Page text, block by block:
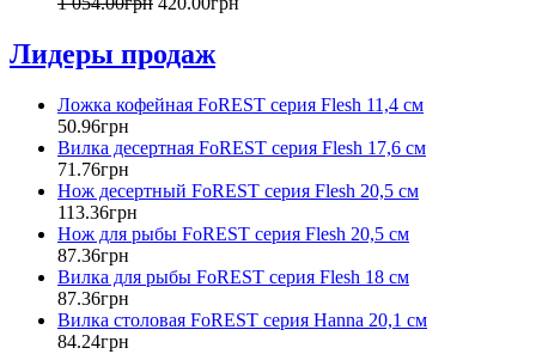
Лидеры продаж
Ложка кофейная FoREST серия Flesh 11,4 см
50.96грн
Вилка десертная FoREST серия Flesh 17,6 см
71 .76грн
Нож десертный FoREST серия Flesh 20,5 см
113.36грн
Нож для рыбы FoREST серия Flesh 20,5 см
87.36грн
Вилка для рыбы FoREST серия Flesh 18 см
87.36грн
Вилка столовая FoREST серия Hanna 20,1 см
84.24грн